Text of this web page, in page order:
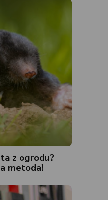
z ogrodu?
metoda!